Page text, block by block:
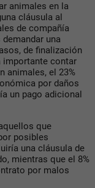
animales en la
cláusula al
de compañía
una
de finalización
importante contar
animales, el 23%
por daños
un pago adicional
que
posibles
una cláusula de
mientras que el 8%
por malos